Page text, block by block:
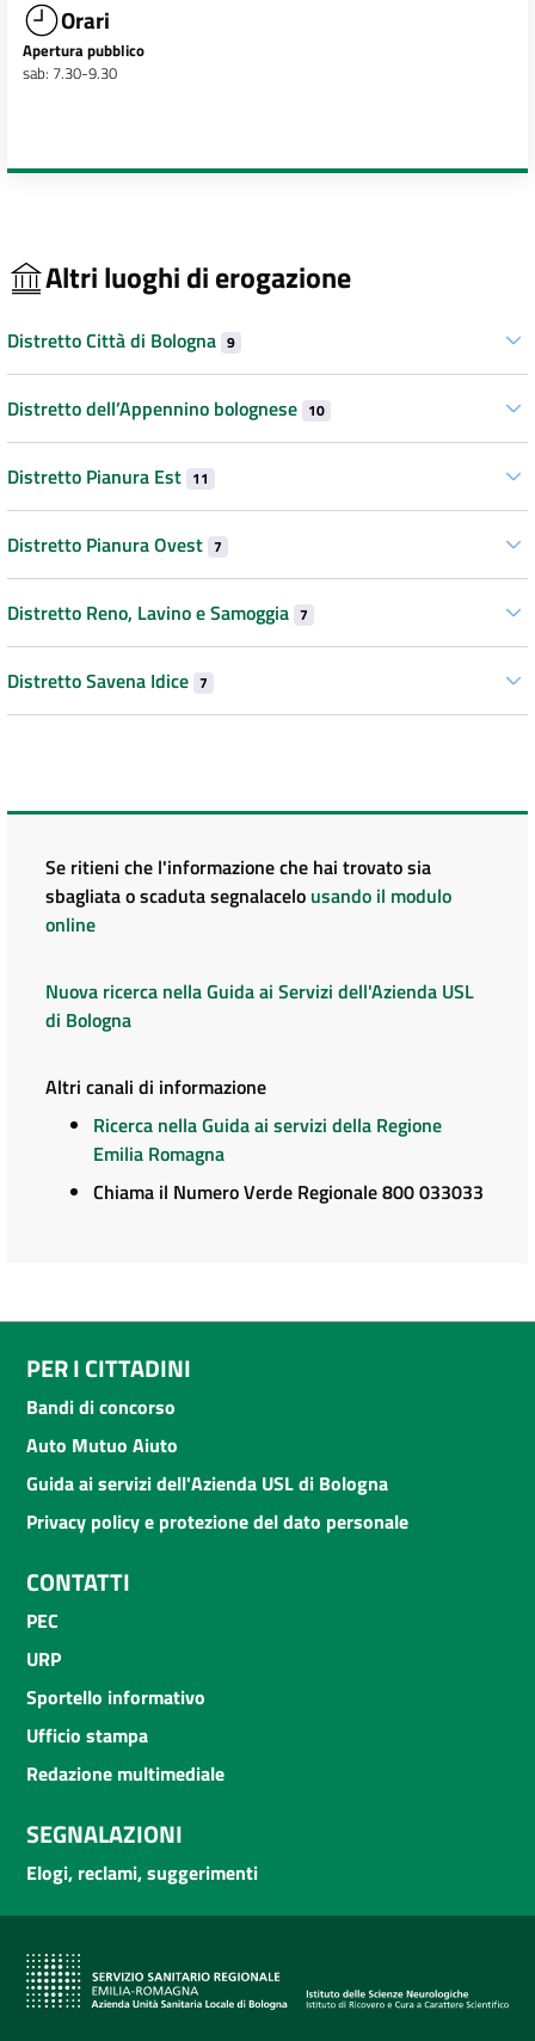
Orari
Apertura pubblico
sab: 7.30-9.30
Altri luoghi di erogazione
Distretto Città di Bologna 9
Distretto dell’Appennino bolognese 10
Distretto Pianura Est 11
Distretto Pianura Ovest 7
Distretto Reno, Lavino e Samoggia 7
Distretto Savena Idice 7
Se ritieni che l'informazione che hai trovato sia
sbagliata o scaduta segnalacelo usando il modulo
online
Nuova ricerca nella Guida ai Servizi dell'Azienda USL
di Bologna
Altri canali di informazione
Ricerca nella Guida ai servizi della Regione
Emilia Romagna
Chiama il Numero Verde Regionale 800 033033
PER I CITTADINI
Bandi di concorso
Auto Mutuo Aiuto
Guida ai servizi dell'Azienda USL di Bologna
Privacy policy e protezione del dato personale
CONTATTI
PEC
URP
Sportello informativo
Ufficio stampa
Redazione multimediale
SEGNALAZIONI
Elogi, reclami, suggerimenti